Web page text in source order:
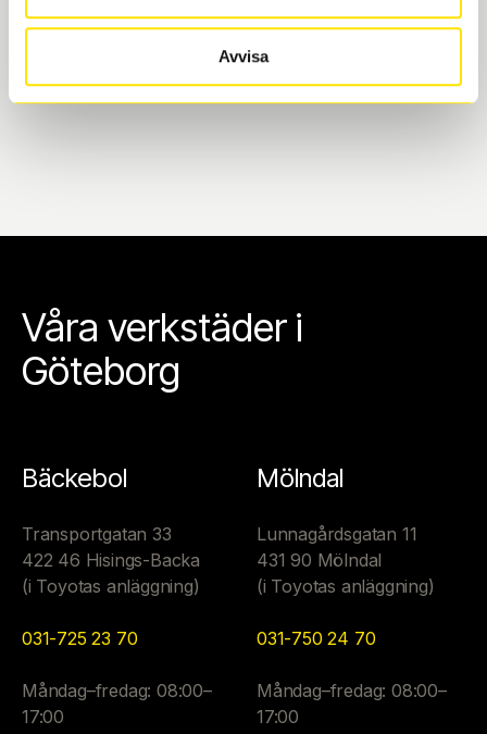
Avvisa
Mölndal. I beställningen anger du datum och tid för
vi till att de uppfyller alla krav för en säker körning.
Våra verkstäder i
Göteborg
Bäckebol
Transportgatan 33
422 46 Hisings-Backa
(i Toyotas anläggning)
031-725 23 70
Måndag–fredag: 08:00–
17:00
Mölndal
Lunnagårdsgatan 11
431 90 Mölndal
(i Toyotas anläggning)
031-750 24 70
Måndag–fredag: 08:00–
17:00